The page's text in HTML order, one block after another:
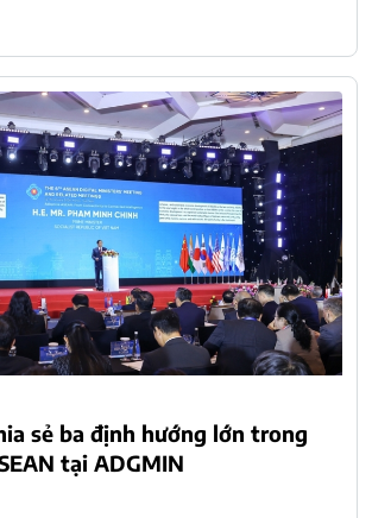
sẻ ba định hướng lớn trong
tại ADGMIN